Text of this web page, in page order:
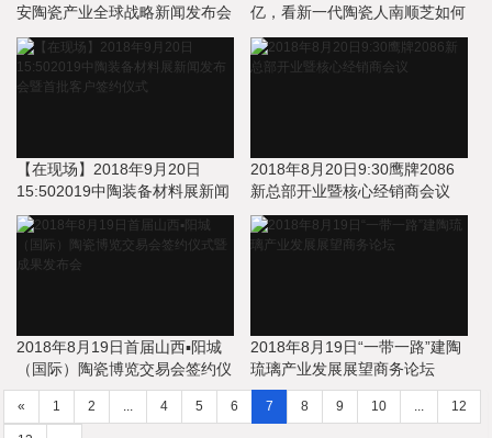
安陶瓷产业全球战略新闻发布会
亿，看新一代陶瓷人南顺芝如何
创造销售奇迹！
【在现场】2018年9月20日
15:502019中陶装备材料展新闻
发布会暨首批客户签约仪式
2018年8月20日9:30鹰牌2086
新总部开业暨核心经销商会议
2018年8月19日首届山西▪阳城
（国际）陶瓷博览交易会签约仪
式暨成果发布会
2018年8月19日“一带一路”建陶
琉璃产业发展展望商务论坛
« 1 2 4 5 6 7 8 9 10 12